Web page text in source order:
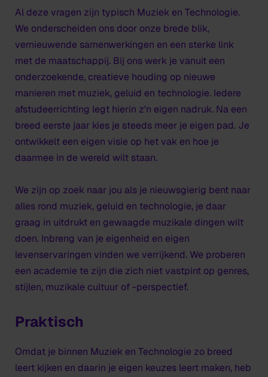
Al deze vragen zijn typisch Muziek en Technologie.
We onderscheiden ons door onze brede blik,
vernieuwende samenwerkingen en een sterke link
met de maatschappij. Bij ons werk je vanuit een
onderzoekende, creatieve houding op nieuwe
manieren met muziek, geluid en technologie. Iedere
afstudeerrichting legt hierin z'n eigen nadruk. Na een
breed eerste jaar kies je steeds meer je eigen pad. Je
ontwikkelt een eigen visie op het vak en hoe je
daarmee in de wereld wilt staan.
We zijn op zoek naar jou als je nieuwsgierig bent naar
alles rond muziek, geluid en technologie, je daar
graag in uitdrukt en gewaagde muzikale dingen wilt
doen. Inbreng van je eigenheid en eigen
levenservaringen vinden we verrijkend. We proberen
een academie te zijn die zich niet vastpint op genres,
stijlen, muzikale cultuur of -perspectief.
Praktisch
Omdat je binnen Muziek en Technologie zo breed
leert kijken en daarin je eigen keuzes leert maken, heb